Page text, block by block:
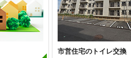
市営住宅のトイレ交換